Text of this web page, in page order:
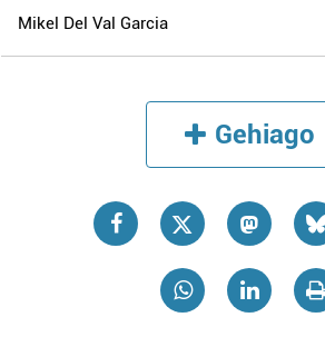
Mikel Del Val Garcia
Gehiago